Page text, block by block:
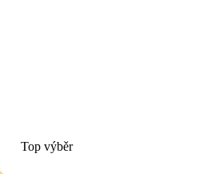
Top výběr